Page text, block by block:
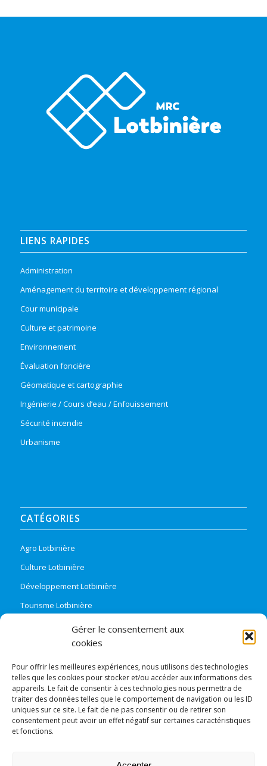
Gérer le consentement aux
cookies
Pour offrir les meilleures expériences, nous utilisons des technologies
telles que les cookies pour stocker et/ou accéder aux informations des
appareils. Le fait de consentir à ces technologies nous permettra de
traiter des données telles que le comportement de navigation ou les ID
uniques sur ce site. Le fait de ne pas consentir ou de retirer son
consentement peut avoir un effet négatif sur certaines caractéristiques
et fonctions.
LIENS RAPIDES
Administration
Aménagement du territoire et développement régional
Cour municipale
Culture et patrimoine
Environnement
Évaluation foncière
Géomatique et cartographie
Ingénierie / Cours d’eau / Enfouissement
Sécurité incendie
Urbanisme
CATÉGORIES
Agro Lotbinière
Culture Lotbinière
Développement Lotbinière
Tourisme Lotbinière
Région Lotbinière
Carte intéractive
ORGANISMES PARTENAIRES